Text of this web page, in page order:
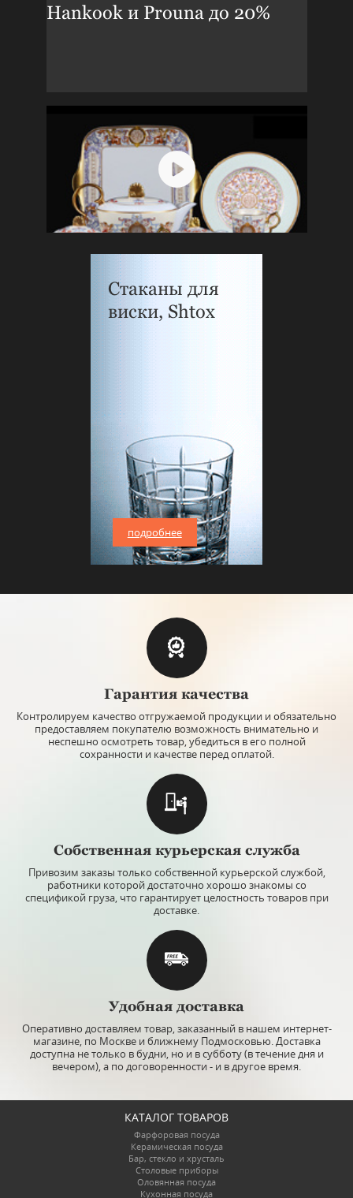
Hankook и Prouna до 20%
Стаканы для
виски, Shtox
подробнее
Гарантия качества
Контролируем качество отгружаемой продукции и обязательно
предоставляем покупателю возможность внимательно и
неспешно осмотреть товар, убедиться в его полной
сохранности и качестве перед оплатой.
Собственная курьерская служба
Привозим заказы только собственной курьерской службой,
работники которой достаточно хорошо знакомы со
спецификой груза, что гарантирует целостность товаров при
доставке.
Удобная доставка
Оперативно доставляем товар, заказанный в нашем интернет-
магазине, по Москве и ближнему Подмосковью. Доставка
доступна не только в будни, но и в субботу (в течение дня и
вечером), а по договоренности - и в другое время.
КАТАЛОГ ТОВАРОВ
Фарфоровая посуда
Керамическая посуда
Бар, стекло и хрусталь
Столовые приборы
Оловянная посуда
Кухонная посуда